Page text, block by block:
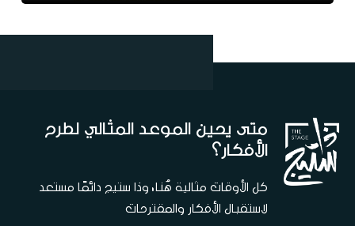
متى يحين الموعد المثالي لطرح
الأفكار؟
كل الأوقات مثالية هُنا، وذا ستيج دائمًا مستعد
لاستقبال الأفكار والمقترحات